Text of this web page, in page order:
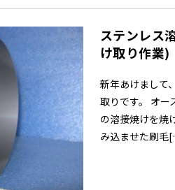
ステンレス
け取り作業)
新年あけまして
取りです。 オー
の溶接焼けを焼
み込ませた刷毛